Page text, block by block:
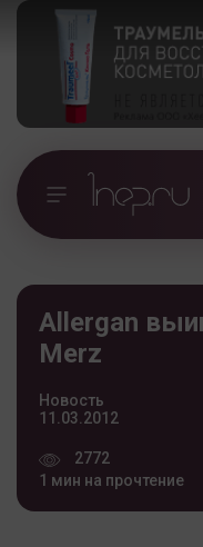
Allergan
Merz
Новость
11.03.2012
2772
1 мин на прочтение